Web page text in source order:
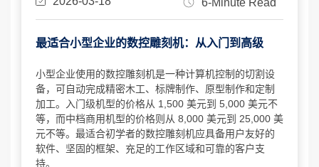
6-Minute Read
最适合小型企业的数控雕刻机：从入门到高级
小型企业使用的数控雕刻机是一种计算机控制的切割设
备，可自动完成精密木工、标牌制作、原型制作和定制
加工。入门级机型的价格从 1,500 美元到 5,000 美元不
等，而中档商用机型的价格则从 8,000 美元到 25,000 美
元不等。最适合初学者的数控雕刻机应具备用户友好的
软件、坚固的框架、充足的工作区域和可靠的客户支
持。